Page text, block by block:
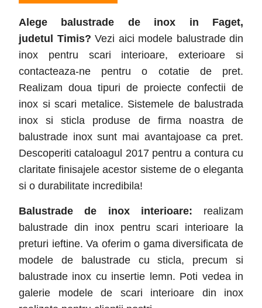
Alege balustrade de inox in Faget,
judetul Timis? Vezi aici modele balustrade din
inox pentru scari interioare, exterioare si
contacteaza-ne pentru o cotatie de pret.
Realizam doua tipuri de proiecte confectii de
inox si scari metalice. Sistemele de balustrada
inox si sticla produse de firma noastra de
balustrade inox sunt mai avantajoase ca pret.
Descoperiti cataloagul 2017 pentru a contura cu
claritate finisajele acestor sisteme de o eleganta
si o durabilitate incredibila!
Balustrade de inox interioare: realizam
balustrade din inox pentru scari interioare la
preturi ieftine. Va oferim o gama diversificata de
modele de balustrade cu sticla, precum si
balustrade inox cu insertie lemn. Poti vedea in
galerie modele de scari interioare din inox